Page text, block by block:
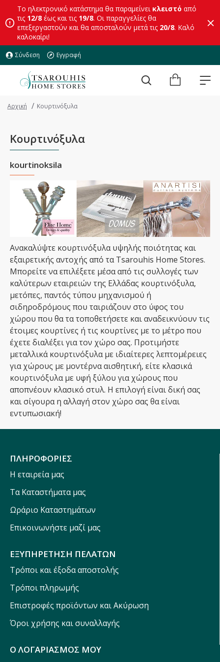
Το ηλεκτρονικό κατάστημα θα παραμείνει κλειστό από
τις 12/8 έως και τις 19/8. Οι παραγγελίες θα
επεξεργαστούν και θα αποσταλούν μετά τις 20/8. Καλό
καλοκαίρι!
Σύνδεση Εγγραφή
Αρχική Κουρτινόξυλα
Κουρτινόξυλα
kourtinoksila
Ανακαλύψτε κουρτινόξυλα υψηλής ποιότητας και
εξαιρετικής αντοχής από τα Tsarouhis Home Stores.
Μπορείτε να επιλέξετε μέσα από τις συλλογές των
καλύτερων εταιρειών της Ελλάδας κουρτινόξυλα,
μετόπες, παντός τύπου μηχανισμού ή
σιδηροδρόμους που ταιριάζουν στο ύφος του
χώρου που θα τα τοποθετήσετε και αναδεικνύουν τις
έτοιμες κουρτίνες ή τις κουρτίνες με το μέτρο που
έχετε διαλέξει για τον χώρο σας. Προτιμήστε
μεταλλικά κουρτινόξυλα με ιδιαίτερες λεπτομέρειες
για χώρους με μοντέρνα αισθητική, είτε κλασικά
κουρτινόξυλα με υφή ξύλου για χώρους που
αποπνέουν κλασικό στυλ. Η επιλογή είναι δική σας
και σίγουρα η αλλαγή στον χώρο σας θα είναι
εντυπωσιακή!
ΠΛΗΡΟΦΟΡΙΕΣ
Η εταιρεία μας
Τα Καταστήματα μας
Ωράριο Καταστημάτων
Επικοινωνήστε μαζί μας
ΕΞΥΠΗΡΕΤΗΣΗ ΠΕΛΑΤΩΝ
Τρόποι και έξοδα αποστολής
Τρόποι πληρωμής
Επιστροφές προϊόντων και Ακύρωση
Όροι χρήσης και συναλλαγής
Ο ΛΟΓΑΡΙΑΣΜΟΣ ΜΟΥ